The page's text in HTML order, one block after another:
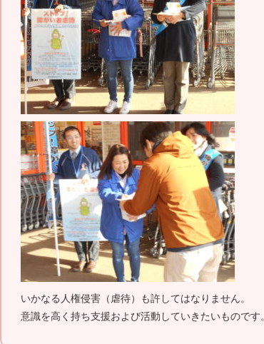
いかなる人権侵害（虐待）も許してはなりません。
意識を高く持ち支援および活動していきたいものです。